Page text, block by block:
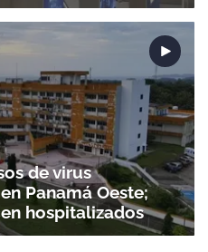
de virus
Panamá Oeste;
hospitalizados